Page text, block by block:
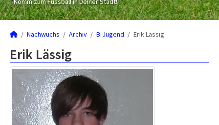
Nachwuchs Archiv B-Jugend Erik Lässig
Erik Lässig